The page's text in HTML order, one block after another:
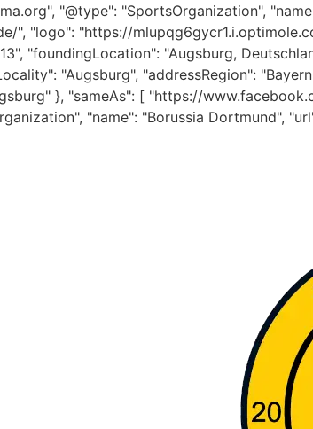
"@type": "SportsOrganization",
", "logo": "https://
"foundingLocation": "Augsburg,
"Augsburg", "addressRegion":
}, "sameAs": [ "https://
"name": "Borussia Dortmund",